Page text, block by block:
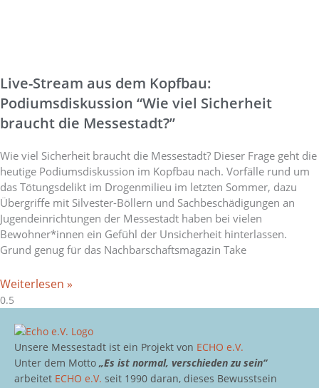
Live-Stream aus dem Kopfbau:
Podiumsdiskussion “Wie viel Sicherheit
braucht die Messestadt?”
Wie viel Sicherheit braucht die Messestadt? Dieser Frage geht die
heutige Podiumsdiskussion im Kopfbau nach. Vorfälle rund um
das Tötungsdelikt im Drogenmilieu im letzten Sommer, dazu
Übergriffe mit Silvester-Böllern und Sachbeschädigungen an
Jugendeinrichtungen der Messestadt haben bei vielen
Bewohner*innen ein Gefühl der Unsicherheit hinterlassen.
Grund genug für das Nachbarschaftsmagazin Take
Weiterlesen »
Unsere Messestadt ist ein Projekt von ECHO e.V.
Unter dem Motto „Es ist normal, verschieden zu sein“
arbeitet ECHO e.V. seit 1990 daran, dieses Bewusstsein